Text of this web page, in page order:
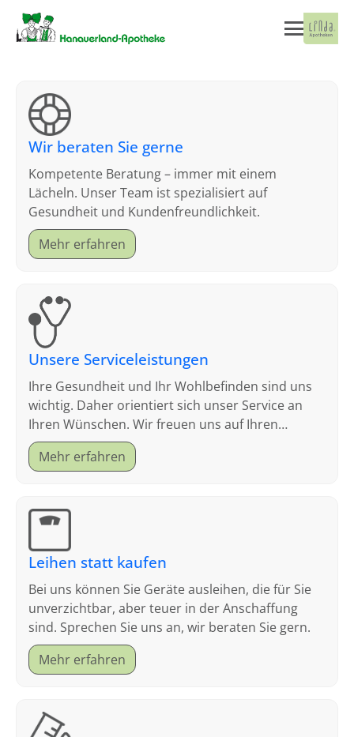
Wir beraten Sie gerne
Kompetente Beratung – immer mit einem
Lächeln. Unser Team ist spezialisiert auf
Gesundheit und Kundenfreundlichkeit.
Mehr erfahren
Unsere Serviceleistungen
Ihre Gesundheit und Ihr Wohlbefinden sind uns
wichtig. Daher orientiert sich unser Service an
Ihren Wünschen. Wir freuen uns auf Ihren
Besuch.
Mehr erfahren
Leihen statt kaufen
Bei uns können Sie Geräte ausleihen, die für Sie
unverzichtbar, aber teuer in der Anschaffung
sind. Sprechen Sie uns an, wir beraten Sie gern.
Mehr erfahren